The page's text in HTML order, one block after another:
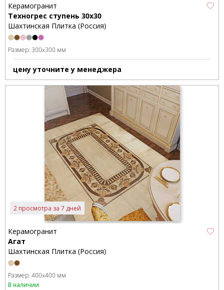
Керамогранит
Техногрес ступень 30x30
Шахтинская Плитка (Россия)
Размер: 300x300 мм
цену уточните у менеджера
2 просмотра за 7 дней
Керамогранит
Агат
Шахтинская Плитка (Россия)
Размер: 400x400 мм
В наличии